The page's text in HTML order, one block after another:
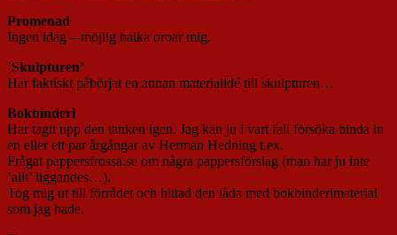
Promenad
Ingen idag – möjlig halka oroar mig.
’Skulpturen’
Har faktiskt påbörjat en annan materialidé till skulpturen…
Bokbinderi
Har tagit upp den tanken igen. Jag kan ju i vart fall försöka binda in
en eller ett par årgångar av Herman Hedning t.ex.
Frågat pappersfrossa.se om några pappersförslag (man har ju inte
’allt’ liggandes…).
Tog mig ut till förrådet och hittad den låda med bokbinderimaterial
som jag hade.